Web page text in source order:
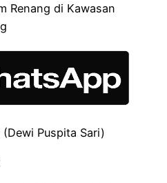
Renang di Kawasan
Puspita Sari)